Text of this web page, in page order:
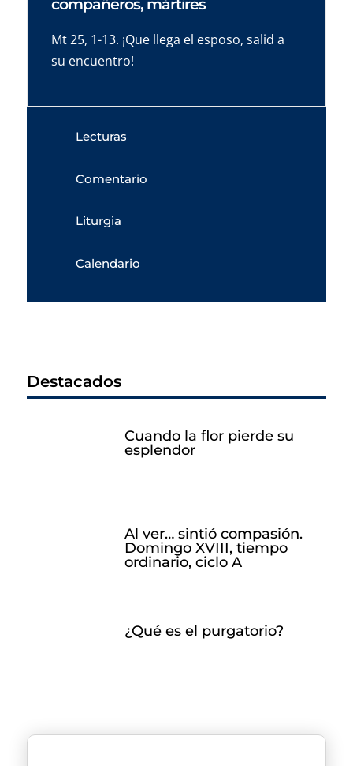
compañeros, mártires
Mt 25, 1-13. ¡Que llega el esposo, salid a
su encuentro!
Lecturas
Comentario
Liturgia
Calendario
Destacados
Cuando la flor pierde su
esplendor
Al ver… sintió compasión.
Domingo XVIII, tiempo
ordinario, ciclo A
¿Qué es el purgatorio?